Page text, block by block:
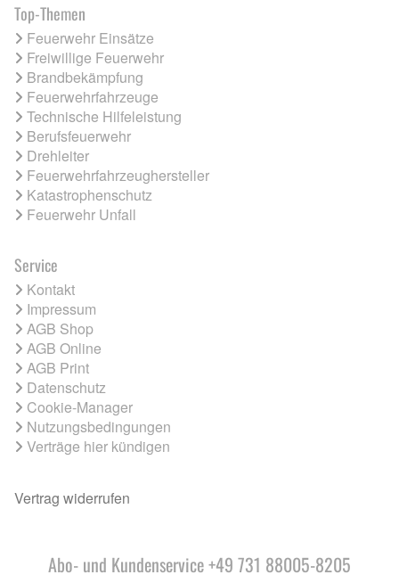
Top-Themen
Feuerwehr Einsätze
Freiwillige Feuerwehr
Brandbekämpfung
Feuerwehrfahrzeuge
Technische Hilfeleistung
Berufsfeuerwehr
Drehleiter
Feuerwehrfahrzeughersteller
Katastrophenschutz
Feuerwehr Unfall
Service
Kontakt
Impressum
AGB Shop
AGB Online
AGB Print
Datenschutz
Cookie-Manager
Nutzungsbedingungen
Verträge hier kündigen
Vertrag widerrufen
Abo- und Kundenservice +49 731 88005-8205